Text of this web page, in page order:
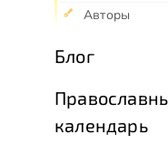
Авторы
Блог
календарь